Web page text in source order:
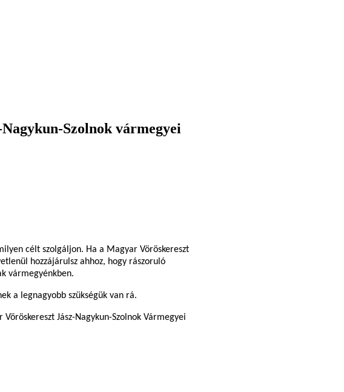
Szolnok vármegyei
célt szolgáljon. Ha a Magyar Vöröskereszt
hozzájárulsz ahhoz, hogy rászoruló
vármegyénkben.
a legnagyobb szükségük van rá.
Jász-Nagykun-Szolnok Vármegyei